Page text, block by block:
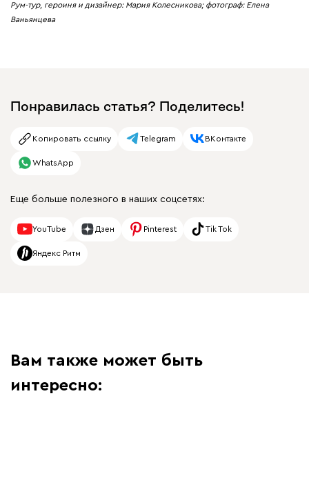
Рум-тур, героиня и дизайнер: Мария Колесникова; фотограф: Елена
Ваньянцева
Понравилась статья? Поделитесь!
Копировать ссылку Telegram ВКонтакте
WhatsApp
Еще больше полезного в наших соцсетях:
YouTube Дзен Pinterest Tik Tok
Яндекс Ритм
Вам также может быть
интересно: